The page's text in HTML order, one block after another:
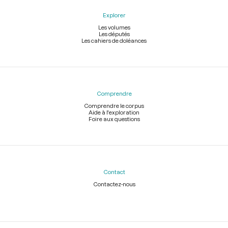
Explorer
Les volumes
Les députés
Les cahiers de doléances
Comprendre
Comprendre le corpus
Aide à l'exploration
Foire aux questions
Contact
Contactez-nous
Légal